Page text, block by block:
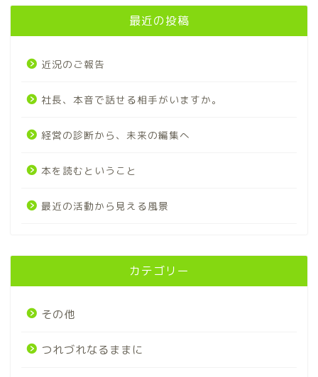
最近の投稿
近況のご報告
社長、本音で話せる相手がいますか。
経営の診断から、未来の編集へ
本を読むということ
最近の活動から見える風景
カテゴリー
その他
つれづれなるままに